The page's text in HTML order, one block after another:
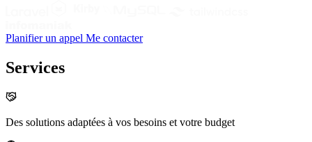
Planifier un appel Me contacter
Services
Des solutions adaptées à vos besoins et votre budget